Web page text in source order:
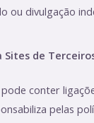
ou divulgação
Sites de
conter
pelas